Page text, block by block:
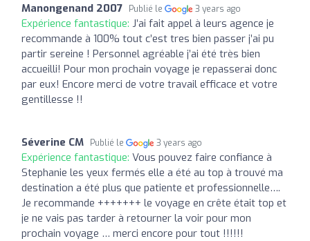
Manongenand 2007 Publié le 3 years ago
Expérience fantastique: J’ai fait appel à leurs agence je
recommande à 100% tout c’est tres bien passer j’ai pu
partir sereine ! Personnel agréable j’ai été très bien
accueilli! Pour mon prochain voyage je repasserai donc
par eux! Encore merci de votre travail efficace et votre
gentillesse !!
Séverine CM Publié le 3 years ago
Expérience fantastique: Vous pouvez faire confiance à
Stephanie les yeux fermés elle a été au top à trouvé ma
destination a été plus que patiente et professionnelle….
Je recommande +++++++ le voyage en crête était top et
je ne vais pas tarder à retourner la voir pour mon
prochain voyage … merci encore pour tout !!!!!!